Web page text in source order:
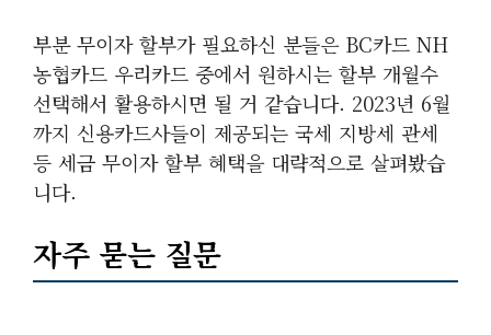
부분 무이자 할부가 필요하신 분들은 BC카드 NH
농협카드 우리카드 중에서 원하시는 할부 개월수
선택해서 활용하시면 될 거 같습니다. 2023년 6월
까지 신용카드사들이 제공되는 국세 지방세 관세
등 세금 무이자 할부 혜택을 대략적으로 살펴봤습
니다.
자주 묻는 질문